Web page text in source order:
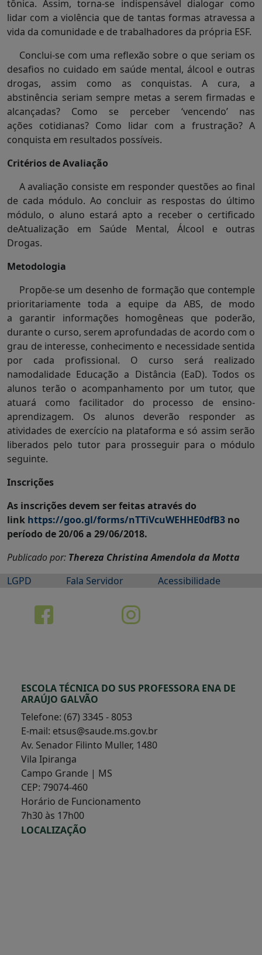
tônica. Assim, torna-se indispensável dialogar como
lidar com a violência que de tantas formas atravessa a
vida da comunidade e de trabalhadores da própria ESF.
Conclui-se com uma reflexão sobre o que seriam os
desafios no cuidado em saúde mental, álcool e outras
drogas, assim como as conquistas. A cura, a
abstinência seriam sempre metas a serem firmadas e
alcançadas? Como se perceber ‘vencendo’ nas
ações cotidianas? Como lidar com a frustração? A
conquista em resultados possíveis.
Critérios de Avaliação
A avaliação consiste em responder questões ao final
de cada módulo. Ao concluir as respostas do último
módulo, o aluno estará apto a receber o certificado
deAtualização em Saúde Mental, Álcool e outras
Drogas.
Metodologia
Propõe-se um desenho de formação que contemple
prioritariamente toda a equipe da ABS, de modo
a garantir informações homogêneas que poderão,
durante o curso, serem aprofundadas de acordo com o
grau de interesse, conhecimento e necessidade sentida
por cada profissional. O curso será realizado
namodalidade Educação a Distância (EaD). Todos os
alunos terão o acompanhamento por um tutor, que
atuará como facilitador do processo de ensino-
aprendizagem. Os alunos deverão responder as
atividades de exercício na plataforma e só assim serão
liberados pelo tutor para prosseguir para o módulo
seguinte.
Inscrições
As inscrições devem ser feitas através do
link https://goo.gl/forms/nTTiVcuWEHHE0dfB3 no
período de20/06 a 29/06/2018.
Publicado por: Thereza Christina Amendola da Motta
LGPD
Fala Servidor Acessibilidade
ESCOLA TÉCNICA DO SUS PROFESSORA ENA DE
ARAÚJO GALVÃO
Telefone: (67) 3345 - 8053
E-mail: etsus@saude.ms.gov.br
Av. Senador Filinto Muller, 1480
Vila Ipiranga
Campo Grande | MS
CEP: 79074-460
Horário de Funcionamento
7h30 às 17h00
LOCALIZAÇÃO